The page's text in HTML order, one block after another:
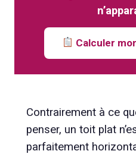
Calculer
Contrairement à ce
penser, un toit plat
parfaitement